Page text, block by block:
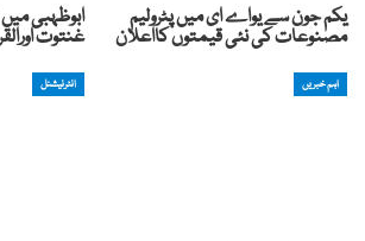
یکم جون سے یواے ای میں پٹرولیم
مصنوعات کی نئی قیمتوں کااعلان
ابوظہبی
غنتوت اورالقرم 4 مئی سے
اہم خبریں انٹرنیشنل